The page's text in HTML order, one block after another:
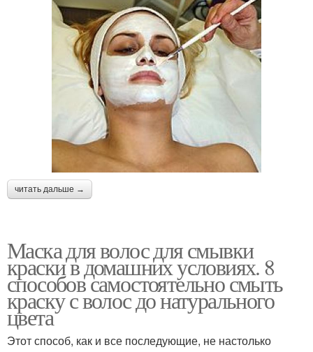
читать дальше →
Маска для волос для смывки
краски в домашних условиях. 8
способов самостоятельно смыть
краску с волос до натурального
цвета
Этот способ, как и все последующие, не настолько